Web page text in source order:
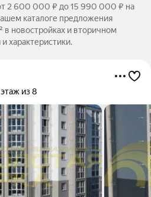
2 600 000 ₽ до 15 990 000 ₽ на
каталоге предложения
новостройках и вторичном
характеристики.
этаж из 8